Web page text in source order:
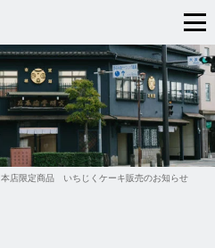
本店限定商品 いちじくケーキ販売のお知らせ